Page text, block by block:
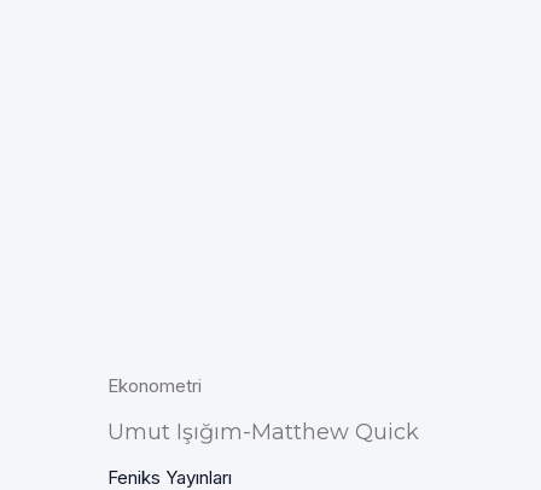
Ekonometri
Umut Işığım-Matthew Quick
Feniks Yayınları